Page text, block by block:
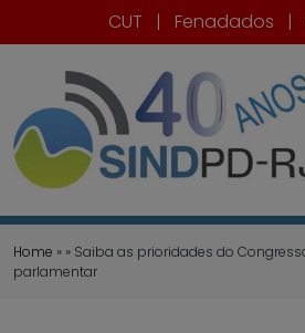
CUT | Fenadados |
Home » » Saiba as prioridades do
parlamentar